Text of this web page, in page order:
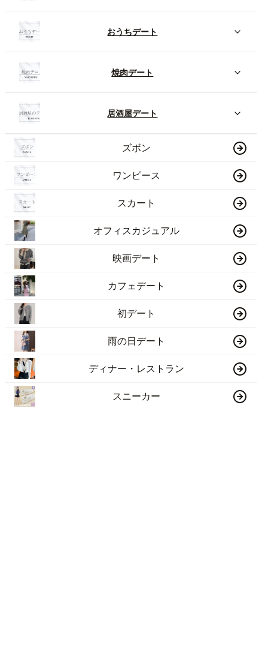
おうちデート
焼肉デート
居酒屋デート
ズボン
ワンピース
スカート
オフィスカジュアル
映画デート
カフェデート
初デート
雨の日デート
ディナー・レストラン
スニーカー